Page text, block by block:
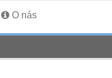
O nás